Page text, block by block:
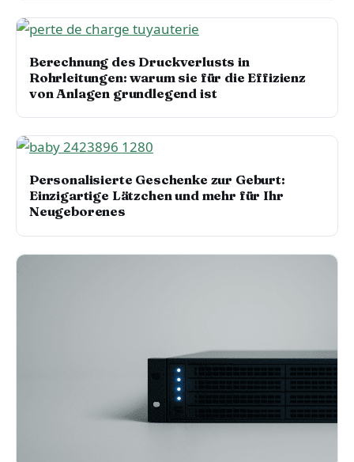
Berechnung des Druckverlusts in
Rohrleitungen: warum sie für die Effizienz
von Anlagen grundlegend ist
Personalisierte Geschenke zur Geburt:
Einzigartige Lätzchen und mehr für Ihr
Neugeborenes